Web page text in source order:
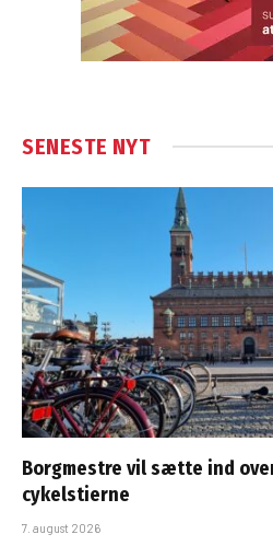
SENESTE NYT
Borgmestre vil sætte ind
cykelstierne
7. august 2026